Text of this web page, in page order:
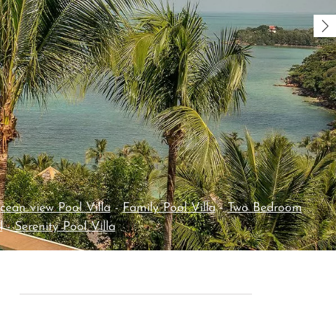
view Pool Villa-Family Pool Villa-Two Bedroom
-Serenity Pool Villa